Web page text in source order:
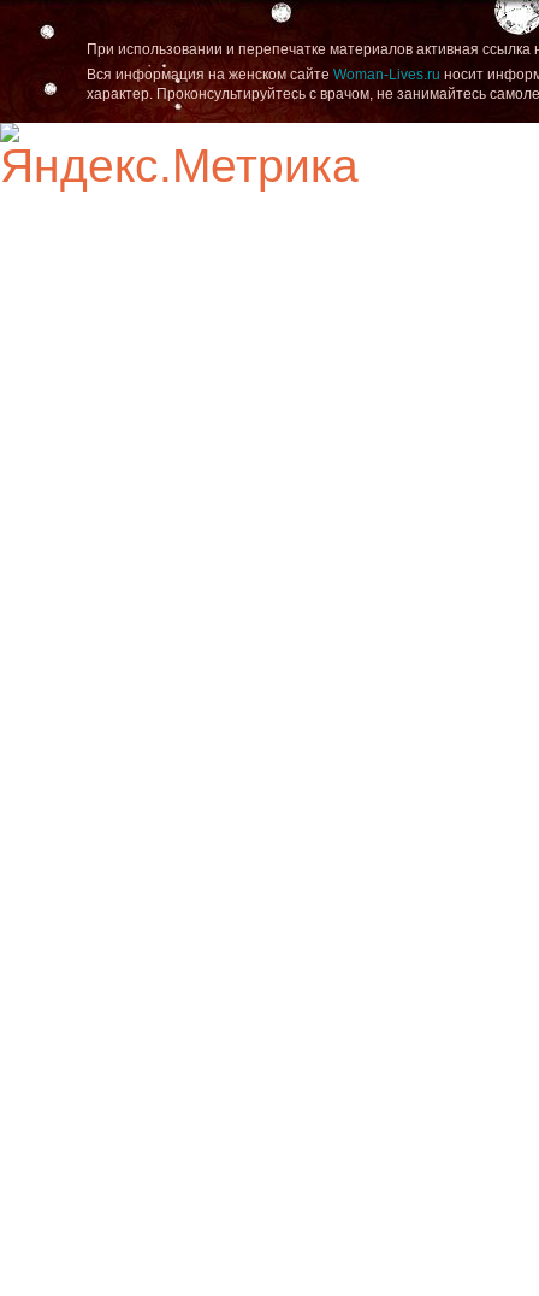
При использовании и перепечатке материалов активная ссылка
Вся информация на женском сайте Woman-Lives.ru носит
характер. Проконсультируйтесь с врачом, не занимайтесь